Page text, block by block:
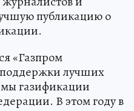
заявок на
и
публикацию о
«Газпром
лучших